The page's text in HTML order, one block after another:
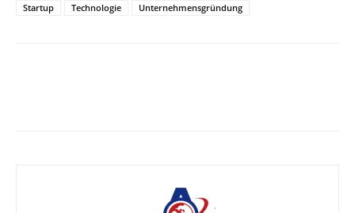
Startup
Technologie Unternehmensgründung